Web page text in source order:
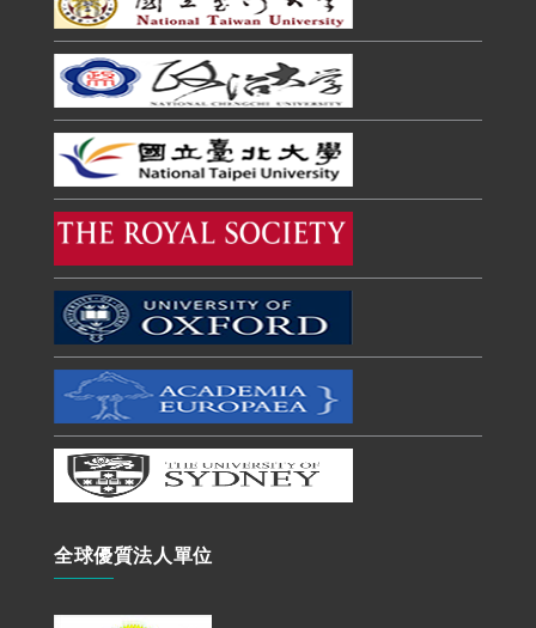
全球優質法人單位